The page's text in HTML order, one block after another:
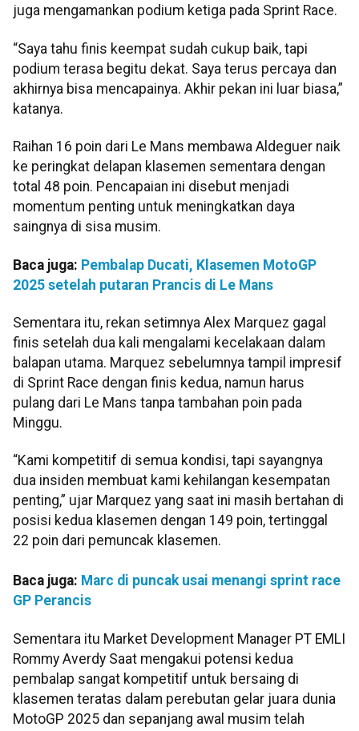
juga mengamankan podium ketiga pada Sprint Race.
“Saya tahu finis keempat sudah cukup baik, tapi
podium terasa begitu dekat. Saya terus percaya dan
akhirnya bisa mencapainya. Akhir pekan ini luar biasa,”
katanya.
Raihan 16 poin dari Le Mans membawa Aldeguer naik
ke peringkat delapan klasemen sementara dengan
total 48 poin. Pencapaian ini disebut menjadi
momentum penting untuk meningkatkan daya
saingnya di sisa musim.
Baca juga: Pembalap Ducati, Klasemen MotoGP
2025 setelah putaran Prancis di Le Mans
Sementara itu, rekan setimnya Alex Marquez gagal
finis setelah dua kali mengalami kecelakaan dalam
balapan utama. Marquez sebelumnya tampil impresif
di Sprint Race dengan finis kedua, namun harus
pulang dari Le Mans tanpa tambahan poin pada
Minggu.
“Kami kompetitif di semua kondisi, tapi sayangnya
dua insiden membuat kami kehilangan kesempatan
penting,” ujar Marquez yang saat ini masih bertahan di
posisi kedua klasemen dengan 149 poin, tertinggal
22 poin dari pemuncak klasemen.
Baca juga: Marc di puncak usai menangi sprint race
GP Perancis
Sementara itu Market Development Manager PT EMLI
Rommy Averdy Saat mengakui potensi kedua
pembalap sangat kompetitif untuk bersaing di
klasemen teratas dalam perebutan gelar juara dunia
MotoGP 2025 dan sepanjang awal musim telah